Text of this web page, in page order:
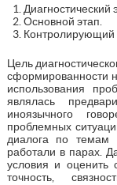
Диагностический
Основной этап.
Контролирующий
Цель
сформированности
использования
являлась
иноязычного
проблемных
диалога по темам
работали в парах.
условия и оценить
точность,